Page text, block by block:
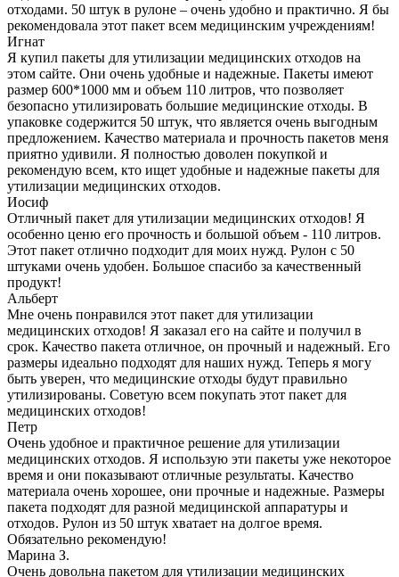
отходами. 50 штук в рулоне – очень удобно и практично. Я бы
рекомендовала этот пакет всем медицинским учреждениям!
Игнат
Я купил пакеты для утилизации медицинских отходов на
этом сайте. Они очень удобные и надежные. Пакеты имеют
размер 600*1000 мм и объем 110 литров, что позволяет
безопасно утилизировать большие медицинские отходы. В
упаковке содержится 50 штук, что является очень выгодным
предложением. Качество материала и прочность пакетов меня
приятно удивили. Я полностью доволен покупкой и
рекомендую всем, кто ищет удобные и надежные пакеты для
утилизации медицинских отходов.
Иосиф
Отличный пакет для утилизации медицинских отходов! Я
особенно ценю его прочность и большой объем - 110 литров.
Этот пакет отлично подходит для моих нужд. Рулон с 50
штуками очень удобен. Большое спасибо за качественный
продукт!
Альберт
Мне очень понравился этот пакет для утилизации
медицинских отходов! Я заказал его на сайте и получил в
срок. Качество пакета отличное, он прочный и надежный. Его
размеры идеально подходят для наших нужд. Теперь я могу
быть уверен, что медицинские отходы будут правильно
утилизированы. Советую всем покупать этот пакет для
медицинских отходов!
Петр
Очень удобное и практичное решение для утилизации
медицинских отходов. Я использую эти пакеты уже некоторое
время и они показывают отличные результаты. Качество
материала очень хорошее, они прочные и надежные. Размеры
пакета подходят для разной медицинской аппаратуры и
отходов. Рулон из 50 штук хватает на долгое время.
Обязательно рекомендую!
Марина З.
Очень довольна пакетом для утилизации медицинских